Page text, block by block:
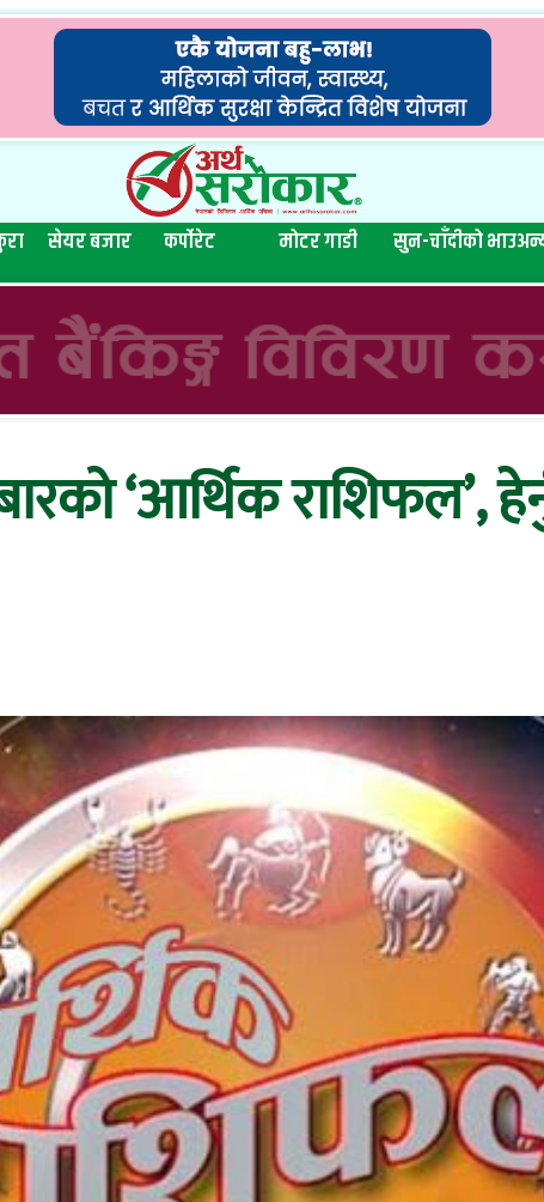
सेयर बजार कर्पोरेट मोटर गाडी सुन-चाँदीको भाउ
‘आर्थिक राशिफल’,